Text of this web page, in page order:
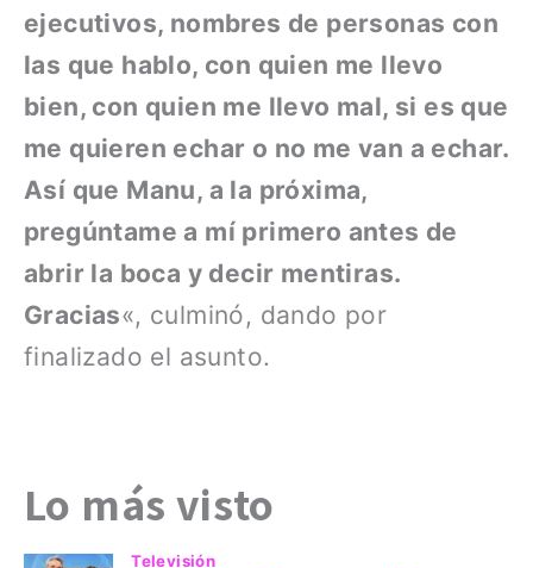
ejecutivos, nombres de personas con
las que hablo, con quien me llevo
bien, con quien me llevo mal, si es que
me quieren echar o no me van a echar.
Así que Manu, a la próxima,
pregúntame a mí primero antes de
abrir la boca y decir mentiras.
Gracias«, culminó, dando por
finalizado el asunto.
Lo más visto